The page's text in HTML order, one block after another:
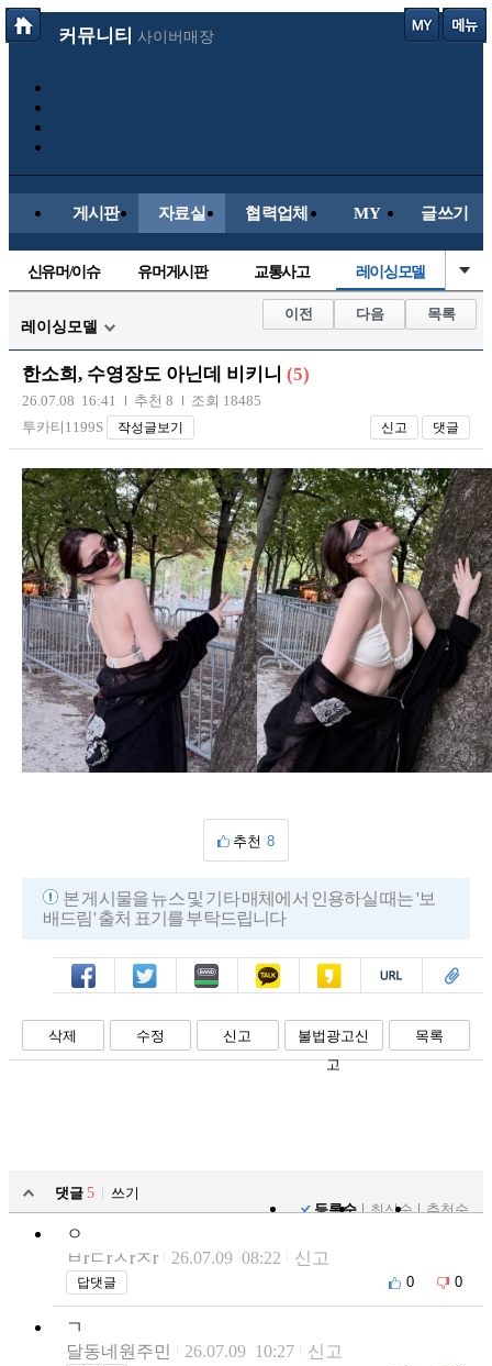
커뮤니티 사이버매장
게시판 자료실 협력업체 MY 글쓰기
신유머/이슈 유머게시판 교통사고 레이싱모델
내차사진 직찍/특종
자동차사진 후방주의방 자유사진 군사/무기
항공/해운/철도
장착시공사진
레이싱모델
이전 다음 목록
한소희, 수영장도 아닌데 비키니 (5)
26.07.08 16:41 추천 8
조회 18485
투카티1199S
작성글보기 신고 댓글
추천 8
본 게시물을 뉴스 및 기타 매체에서 인용하실 때는 '보
배드림' 출처 표기를 부탁드립니다
페북 트윗 밴드 카톡 카스 복사 스크랩
삭제 수정 신고
불법광고신
고
목록
댓글 5
쓰기
등록순
최신순 추천순
ㅇ
ㅂrㄷrㅅrㅈr
26.07.09 08:22 신고
답댓글 0 0
ㄱ
달동네원주민
26.07.09 10:27 신고